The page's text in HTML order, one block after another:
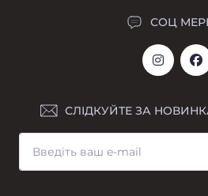
СОЦ
СЛІДКУЙТЕ ЗА